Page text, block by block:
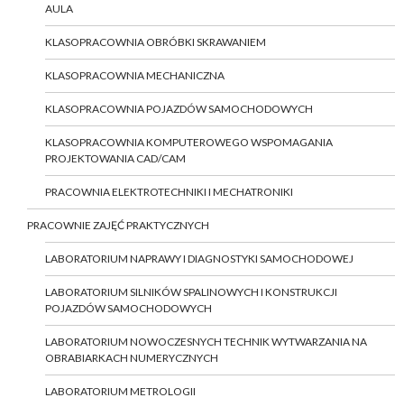
AULA
KLASOPRACOWNIA OBRÓBKI SKRAWANIEM
KLASOPRACOWNIA MECHANICZNA
KLASOPRACOWNIA POJAZDÓW SAMOCHODOWYCH
KLASOPRACOWNIA KOMPUTEROWEGO WSPOMAGANIA
PROJEKTOWANIA CAD/CAM
PRACOWNIA ELEKTROTECHNIKI I MECHATRONIKI
PRACOWNIE ZAJĘĆ PRAKTYCZNYCH
LABORATORIUM NAPRAWY I DIAGNOSTYKI SAMOCHODOWEJ
LABORATORIUM SILNIKÓW SPALINOWYCH I KONSTRUKCJI
POJAZDÓW SAMOCHODOWYCH
LABORATORIUM NOWOCZESNYCH TECHNIK WYTWARZANIA NA
OBRABIARKACH NUMERYCZNYCH
LABORATORIUM METROLOGII